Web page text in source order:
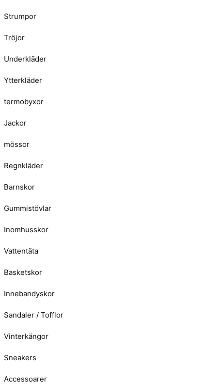
Strumpor
Tröjor
Underkläder
Ytterkläder
termobyxor
Jackor
mössor
Regnkläder
Barnskor
Gummistövlar
Inomhusskor
Vattentäta
Basketskor
Innebandyskor
Sandaler / Tofflor
Vinterkängor
Sneakers
Accessoarer